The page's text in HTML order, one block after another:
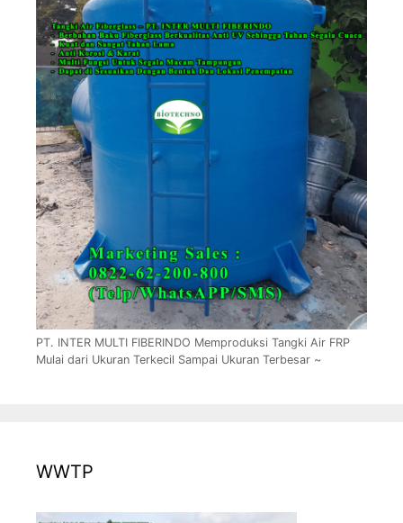
PT. INTER MULTI FIBERINDO Memproduksi Tangki Air FRP
Mulai dari Ukuran Terkecil Sampai Ukuran Terbesar ~
WWTP